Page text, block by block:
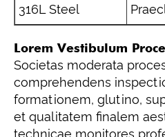
316L Steel
Lorem Vestibulum
Societas moderata
comprehendens
formationem, glutino,
et qualitatem finalem
technicae monitores